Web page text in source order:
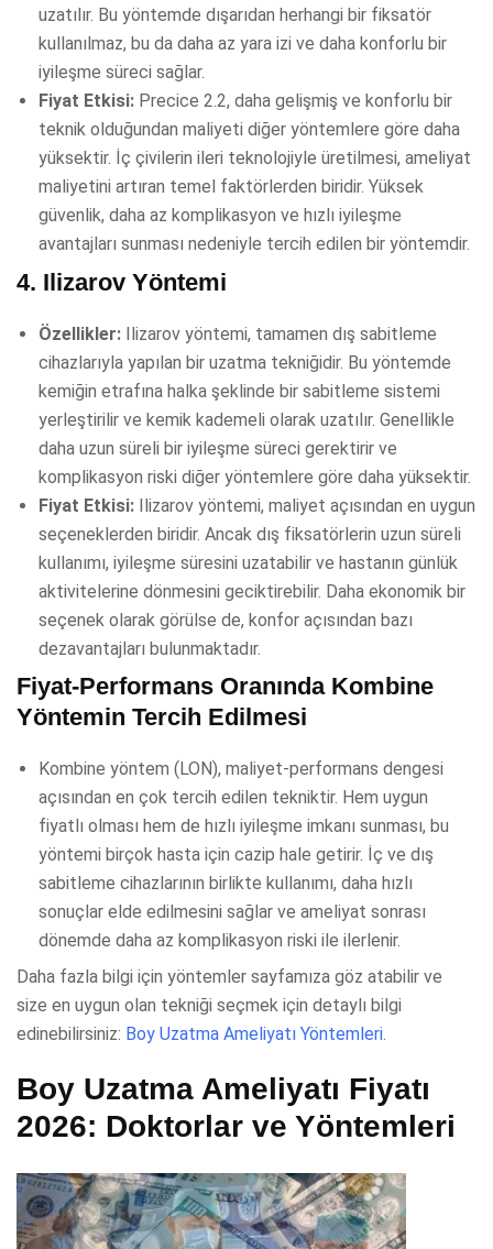
uzatılır. Bu yöntemde dışarıdan herhangi bir fiksatör
kullanılmaz, bu da daha az yara izi ve daha konforlu bir
iyileşme süreci sağlar.
Fiyat Etkisi: Precice 2.2, daha gelişmiş ve konforlu bir
teknik olduğundan maliyeti diğer yöntemlere göre daha
yüksektir. İç çivilerin ileri teknolojiyle üretilmesi, ameliyat
maliyetini artıran temel faktörlerden biridir. Yüksek
güvenlik, daha az komplikasyon ve hızlı iyileşme
avantajları sunması nedeniyle tercih edilen bir yöntemdir.
4. Ilizarov Yöntemi
Özellikler: Ilizarov yöntemi, tamamen dış sabitleme
cihazlarıyla yapılan bir uzatma tekniğidir. Bu yöntemde
kemiğin etrafına halka şeklinde bir sabitleme sistemi
yerleştirilir ve kemik kademeli olarak uzatılır. Genellikle
daha uzun süreli bir iyileşme süreci gerektirir ve
komplikasyon riski diğer yöntemlere göre daha yüksektir.
Fiyat Etkisi: Ilizarov yöntemi, maliyet açısından en uygun
seçeneklerden biridir. Ancak dış fiksatörlerin uzun süreli
kullanımı, iyileşme süresini uzatabilir ve hastanın günlük
aktivitelerine dönmesini geciktirebilir. Daha ekonomik bir
seçenek olarak görülse de, konfor açısından bazı
dezavantajları bulunmaktadır.
Fiyat-Performans Oranında Kombine
Yöntemin Tercih Edilmesi
Kombine yöntem (LON), maliyet-performans dengesi
açısından en çok tercih edilen tekniktir. Hem uygun
fiyatlı olması hem de hızlı iyileşme imkanı sunması, bu
yöntemi birçok hasta için cazip hale getirir. İç ve dış
sabitleme cihazlarının birlikte kullanımı, daha hızlı
sonuçlar elde edilmesini sağlar ve ameliyat sonrası
dönemde daha az komplikasyon riski ile ilerlenir.
Daha fazla bilgi için yöntemler sayfamıza göz atabilir ve
size en uygun olan tekniği seçmek için detaylı bilgi
edinebilirsiniz: Boy Uzatma Ameliyatı Yöntemleri.
Boy Uzatma Ameliyatı Fiyatı
2026: Doktorlar ve Yöntemleri